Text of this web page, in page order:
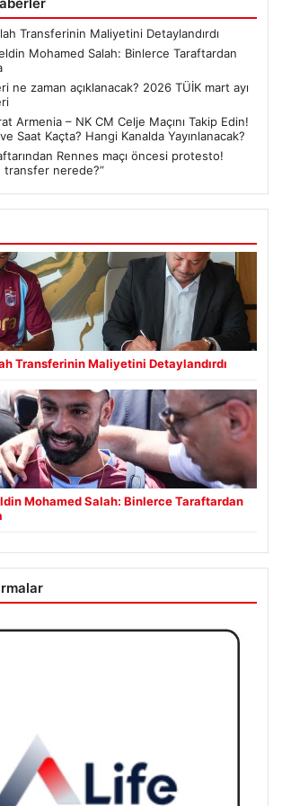
Transferinin Maliyetini Detaylandırdı
Mohamed Salah: Binlerce Taraftardan
ne zaman açıklanacak? 2026 TÜİK mart ayı
Armenia – NK CM Celje Maçını Takip Edin!
Saat Kaçta? Hangi Kanalda Yayınlanacak?
Rennes maçı öncesi protesto!
transfer nerede?”
Transferinin Maliyetini Detaylandırdı
Mohamed Salah: Binlerce Taraftardan